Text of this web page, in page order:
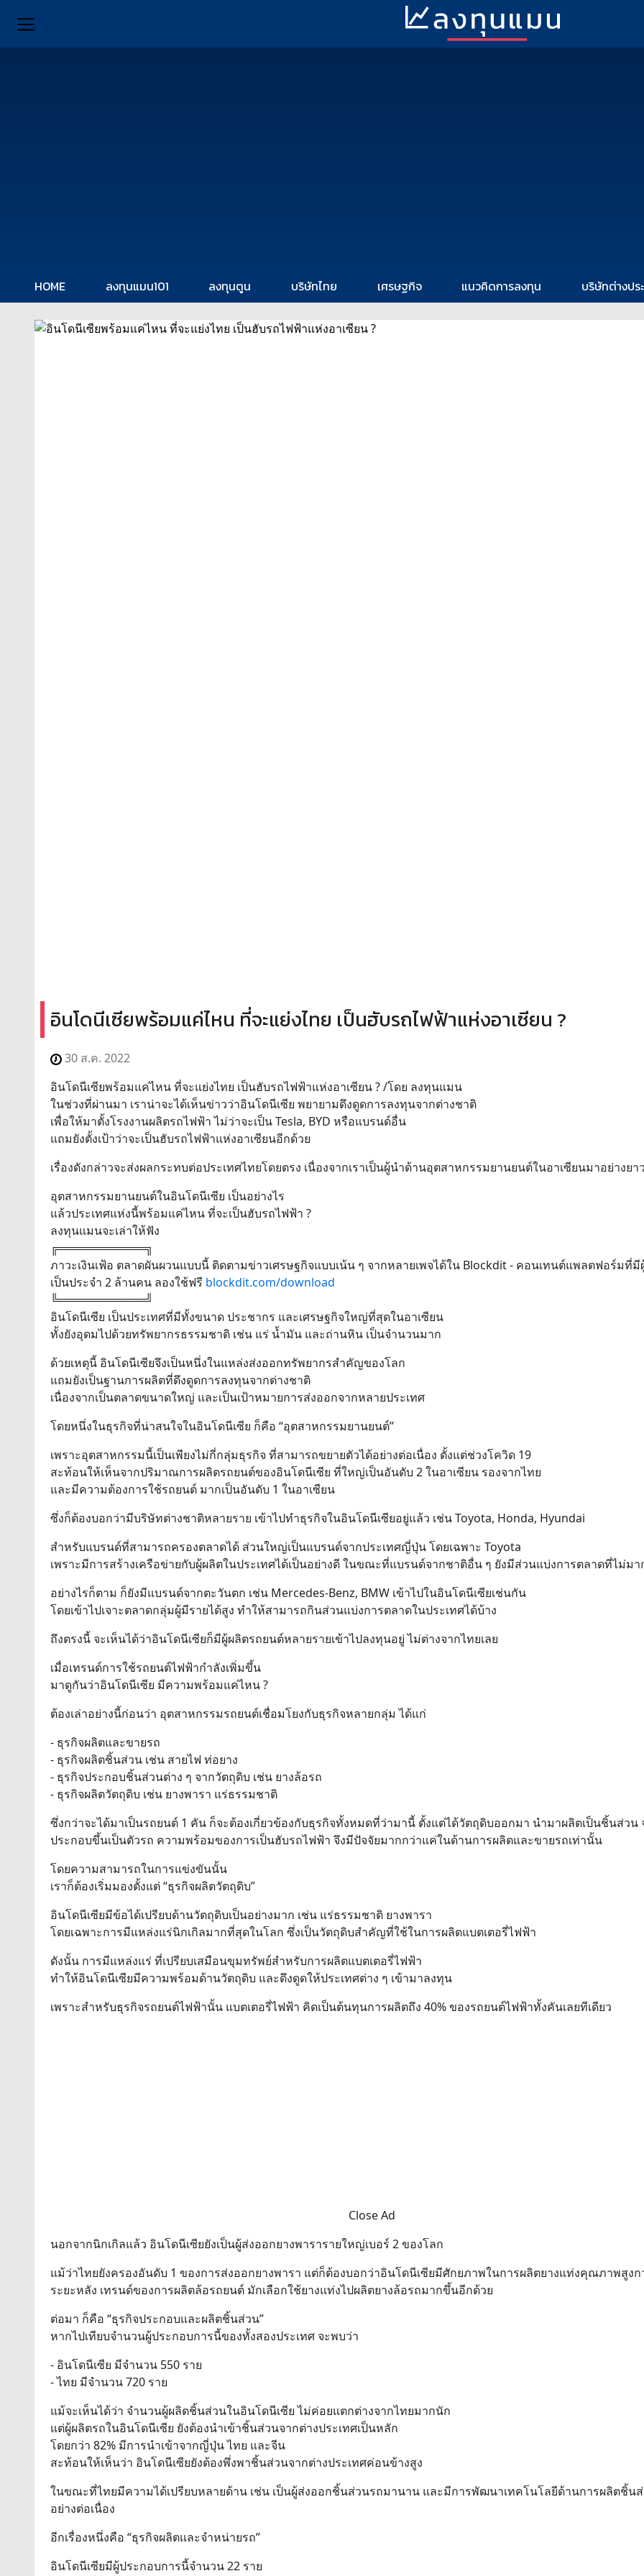
HOME ลงทุนแมน101 ลงทุนตูน บริษัทไทย เศรษฐกิจ แนวคิดการลงทุน บริษัทต่างปร
อินโดนีเซียพร้อมแค่ไหน ที่จะแย่งไทย เป็นฮับรถไฟฟ้าแห่งอาเซียน ?
30 ส.ค. 2022
อินโดนีเซียพร้อมแค่ไหน ที่จะแย่งไทย เป็นฮับรถไฟฟ้าแห่งอาเซียน ? /โดย ลงทุนแมน
ในช่วงที่ผ่านมา เราน่าจะได้เห็นข่าวว่าอินโดนีเซีย พยายามดึงดูดการลงทุนจากต่างชาติ
เพื่อให้มาตั้งโรงงานผลิตรถไฟฟ้า ไม่ว่าจะเป็น Tesla, BYD หรือแบรนด์อื่น
แถมยังตั้งเป้าว่าจะเป็นฮับรถไฟฟ้าแห่งอาเซียนอีกด้วย
เรื่องดังกล่าวจะส่งผลกระทบต่อประเทศไทยโดยตรง เนื่องจากเราเป็นผู้นำด้านอุตสาหกรรมยานยนต์ในอาเซียนมาอย่างย
อุตสาหกรรมยานยนต์ในอินโดนีเซีย เป็นอย่างไร
แล้วประเทศแห่งนี้พร้อมแค่ไหน ที่จะเป็นฮับรถไฟฟ้า ?
ลงทุนแมนจะเล่าให้ฟัง
╔═══════════╗
ภาวะเงินเฟ้อ ตลาดผันผวนแบบนี้ ติดตามข่าวเศรษฐกิจแบบเน้น ๆ จากหลายเพจได้ใน Blockdit - คอนเทนต์แพลตฟอร์มที่มี
เป็นประจำ 2 ล้านคน ลองใช้ฟรี blockdit.com/download
╚═══════════╝
อินโดนีเซีย เป็นประเทศที่มีทั้งขนาด ประชากร และเศรษฐกิจใหญ่ที่สุดในอาเซียน
ทั้งยังอุดมไปด้วยทรัพยากรธรรมชาติ เช่น แร่ น้ำมัน และถ่านหิน เป็นจำนวนมาก
ด้วยเหตุนี้ อินโดนีเซียจึงเป็นหนึ่งในแหล่งส่งออกทรัพยากรสำคัญของโลก
แถมยังเป็นฐานการผลิตที่ดึงดูดการลงทุนจากต่างชาติ
เนื่องจากเป็นตลาดขนาดใหญ่ และเป็นเป้าหมายการส่งออกจากหลายประเทศ
โดยหนึ่งในธุรกิจที่น่าสนใจในอินโดนีเซีย ก็คือ “อุตสาหกรรมยานยนต์”
เพราะอุตสาหกรรมนี้เป็นเพียงไม่กี่กลุ่มธุรกิจ ที่สามารถขยายตัวได้อย่างต่อเนื่อง ตั้งแต่ช่วงโควิด 19
สะท้อนให้เห็นจากปริมาณการผลิตรถยนต์ของอินโดนีเซีย ที่ใหญ่เป็นอันดับ 2 ในอาเซียน รองจากไทย
และมีความต้องการใช้รถยนต์ มากเป็นอันดับ 1 ในอาเซียน
ซึ่งก็ต้องบอกว่ามีบริษัทต่างชาติหลายราย เข้าไปทำธุรกิจในอินโดนีเซียอยู่แล้ว เช่น Toyota, Honda, Hyundai
สำหรับแบรนด์ที่สามารถครองตลาดได้ ส่วนใหญ่เป็นแบรนด์จากประเทศญี่ปุ่น โดยเฉพาะ Toyota
เพราะมีการสร้างเครือข่ายกับผู้ผลิตในประเทศได้เป็นอย่างดี ในขณะที่แบรนด์จากชาติอื่น ๆ ยังมีส่วนแบ่งการตลาดที่ไม่ม
อย่างไรก็ตาม ก็ยังมีแบรนด์จากตะวันตก เช่น Mercedes-Benz, BMW เข้าไปในอินโดนีเซียเช่นกัน
โดยเข้าไปเจาะตลาดกลุ่มผู้มีรายได้สูง ทำให้สามารถกินส่วนแบ่งการตลาดในประเทศได้บ้าง
ถึงตรงนี้ จะเห็นได้ว่าอินโดนีเซียก็มีผู้ผลิตรถยนต์หลายรายเข้าไปลงทุนอยู่ ไม่ต่างจากไทยเลย
เมื่อเทรนด์การใช้รถยนต์ไฟฟ้ากำลังเพิ่มขึ้น
มาดูกันว่าอินโดนีเซีย มีความพร้อมแค่ไหน ?
ต้องเล่าอย่างนี้ก่อนว่า อุตสาหกรรมรถยนต์เชื่อมโยงกับธุรกิจหลายกลุ่ม ได้แก่
- ธุรกิจผลิตและขายรถ
- ธุรกิจผลิตชิ้นส่วน เช่น สายไฟ ท่อยาง
- ธุรกิจประกอบชิ้นส่วนต่าง ๆ จากวัตถุดิบ เช่น ยางล้อรถ
- ธุรกิจผลิตวัตถุดิบ เช่น ยางพารา แร่ธรรมชาติ
ซึ่งกว่าจะได้มาเป็นรถยนต์ 1 คัน ก็จะต้องเกี่ยวข้องกับธุรกิจทั้งหมดที่ว่ามานี้ ตั้งแต่ได้วัตถุดิบออกมา นำมาผลิตเป็นชิ้นส่วน
ประกอบขึ้นเป็นตัวรถ ความพร้อมของการเป็นฮับรถไฟฟ้า จึงมีปัจจัยมากกว่าแค่ในด้านการผลิตและขายรถเท่านั้น
โดยความสามารถในการแข่งขันนั้น
เราก็ต้องเริ่มมองตั้งแต่ “ธุรกิจผลิตวัตถุดิบ”
อินโดนีเซียมีข้อได้เปรียบด้านวัตถุดิบเป็นอย่างมาก เช่น แร่ธรรมชาติ ยางพารา
โดยเฉพาะการมีแหล่งแร่นิกเกิลมากที่สุดในโลก ซึ่งเป็นวัตถุดิบสำคัญที่ใช้ในการผลิตแบตเตอรี่ไฟฟ้า
ดังนั้น การมีแหล่งแร่ ที่เปรียบเสมือนขุมทรัพย์สำหรับการผลิตแบตเตอรี่ไฟฟ้า
ทำให้อินโดนีเซียมีความพร้อมด้านวัตถุดิบ และดึงดูดให้ประเทศต่าง ๆ เข้ามาลงทุน
เพราะสำหรับธุรกิจรถยนต์ไฟฟ้านั้น แบตเตอรี่ไฟฟ้า คิดเป็นต้นทุนการผลิตถึง 40% ของรถยนต์ไฟฟ้าทั้งคันเลยทีเดียว
Close Ad
นอกจากนิกเกิลแล้ว อินโดนีเซียยังเป็นผู้ส่งออกยางพารารายใหญ่เบอร์ 2 ของโลก
แม้ว่าไทยยังครองอันดับ 1 ของการส่งออกยางพารา แต่ก็ต้องบอกว่าอินโดนีเซียมีศักยภาพในการผลิตยางแท่งคุณภาพสูงก
ระยะหลัง เทรนด์ของการผลิตล้อรถยนต์ มักเลือกใช้ยางแท่งไปผลิตยางล้อรถมากขึ้นอีกด้วย
ต่อมา ก็คือ “ธุรกิจประกอบและผลิตชิ้นส่วน”
หากไปเทียบจำนวนผู้ประกอบการนี้ของทั้งสองประเทศ จะพบว่า
- อินโดนีเซีย มีจำนวน 550 ราย
- ไทย มีจำนวน 720 ราย
แม้จะเห็นได้ว่า จำนวนผู้ผลิตชิ้นส่วนในอินโดนีเซีย ไม่ค่อยแตกต่างจากไทยมากนัก
แต่ผู้ผลิตรถในอินโดนีเซีย ยังต้องนำเข้าชิ้นส่วนจากต่างประเทศเป็นหลัก
โดยกว่า 82% มีการนำเข้าจากญี่ปุ่น ไทย และจีน
สะท้อนให้เห็นว่า อินโดนีเซียยังต้องพึ่งพาชิ้นส่วนจากต่างประเทศค่อนข้างสูง
ในขณะที่ไทยมีความได้เปรียบหลายด้าน เช่น เป็นผู้ส่งออกชิ้นส่วนรถมานาน และมีการพัฒนาเทคโนโลยีด้านการผลิตชิ้น
อย่างต่อเนื่อง
อีกเรื่องหนึ่งคือ “ธุรกิจผลิตและจำหน่ายรถ”
อินโดนีเซียมีผู้ประกอบการนี้จำนวน 22 ราย